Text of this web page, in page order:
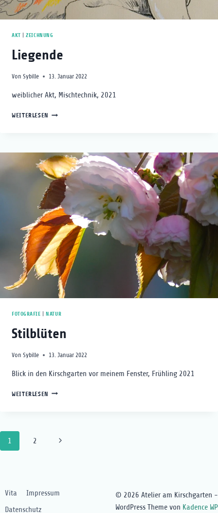
AKT |ZEICHNUNG
Liegende
Von Sybille 13. Januar 2022
weiblicher Akt, Mischtechnik, 2021
WEITERLESEN LIEGENDE
FOTOGRAFIE |NATUR
Stilblüten
Von Sybille 13. Januar 2022
Blick in den Kirschgarten vor meinem Fenster, Frühling 2021
WEITERLESEN STILBLÜTEN
Seitennavigation
1 2
Nächste
Vita
Impressum
Datenschutz
© 2026 Atelier am Kirschgarten -
WordPress Theme von Kadence WP